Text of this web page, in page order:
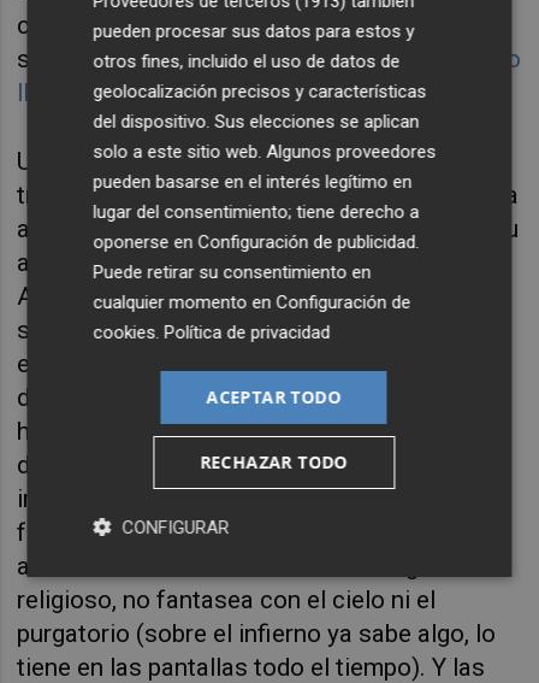
cosa podemos hacer?, se oye siempre:
sufrimos de fatiga informativa.Victor Érice
lo
llama “polución de imágenes”.
Una paciente me describe, entre la risa y la
tragedia, cómo su sobrino de siete años apela
a una cámara de vídeo frente a la tumba de su
abuela: deberían haber dejado una ahí dentro.
Así veríamos todo, describe el pequeño,
sabríamos cómo cambia la cosa. El niño, que
es inmortal todavía, no imagina la
degradación física pero sabe que su abuela
ha dejado de ser analógica y ahora puede ser
digital: es adicto a las imágenes, a cualquier
imagen. Como toda su generación, obtiene
fácilmente imágenes cuando la curiosidad le
asalta. No ha sido educado en el dogma
religioso, no fantasea con el cielo ni el
purgatorio (sobre el infierno ya sabe algo, lo
tiene en las pantallas todo el tiempo). Y las
pueden procesar sus datos para estos y
otros fines, incluido el uso de datos de
geolocalización precisos y características
del dispositivo. Sus elecciones se aplican
solo a este sitio web. Algunos proveedores
pueden basarse en el interés legítimo en
lugar del consentimiento; tiene derecho a
oponerse enConfiguración de publicidad
Puede retirar su consentimiento en
cualquier momento enConfiguración de
cookies .Política de privacidad
ACEPTAR TODO
RECHAZAR TODO
CONFIGURAR